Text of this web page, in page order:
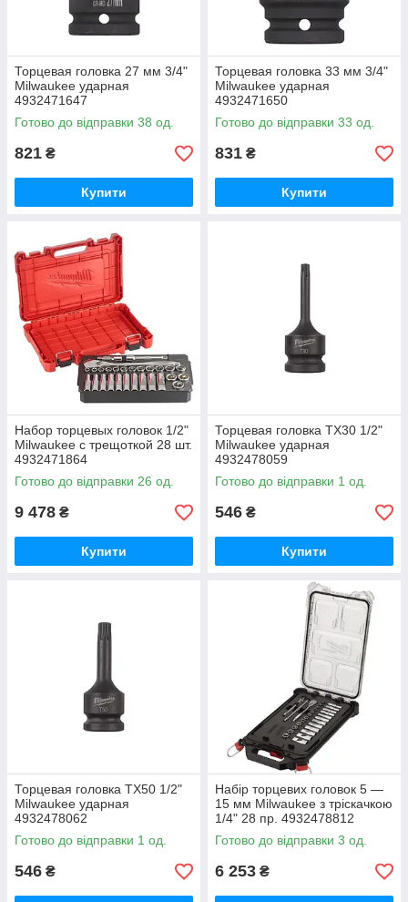
Торцевая головка 27 мм 3/4"
Milwaukee ударная
4932471647
Готово до відправки 38 од.
821 ₴
Купити
Торцевая головка 33 мм 3/4"
Milwaukee ударная
4932471650
Готово до відправки 33 од.
831 ₴
Купити
Набор торцевых головок 1/2"
Milwaukee с трещоткой 28 шт.
4932471864
Готово до відправки 26 од.
9 478 ₴
Купити
Торцевая головка TX30 1/2"
Milwaukee ударная
4932478059
Готово до відправки 1 од.
546 ₴
Купити
Торцевая головка TX50 1/2"
Milwaukee ударная
4932478062
Готово до відправки 1 од.
546 ₴
Набір торцевих головок 5 —
15 мм Milwaukee з тріскачкою
1/4" 28 пр. 4932478812
Готово до відправки 3 од.
6 253 ₴